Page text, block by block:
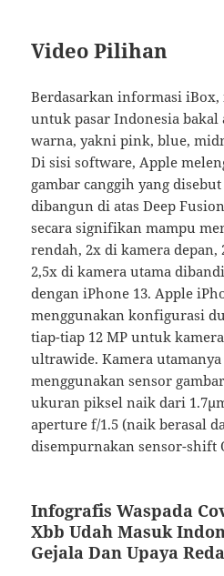
Video Pilihan
Berdasarkan informasi iBox,
untuk pasar Indonesia bakal
warna, yakni pink, blue,
Di sisi software, Apple
gambar canggih yang
dibangun di atas Deep
secara signifikan mampu
rendah, 2x di kamera
2,5x di kamera utama
dengan iPhone 13. Apple
menggunakan konfigurasi
tiap-tiap 12 MP untuk
ultrawide. Kamera
menggunakan sensor
ukuran piksel naik dari
aperture f/1.5 (naik berasal
disempurnakan sensor-shift
Infografis Waspada
Xbb Udah Masuk
Gejala Dan Upaya